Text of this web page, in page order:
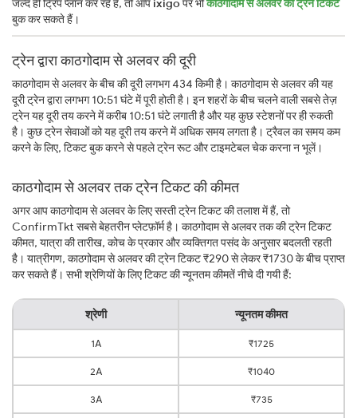
जल्द ही ट्रिप प्लान कर रहे हैं, तो आपixigoपर भीकाठगोदाम से अलवर की ट्रेन टिकट
बुक कर सकते हैं।
ट्रेन द्वारा काठगोदाम से अलवर की दूरी
काठगोदाम से अलवर के बीच की दूरी लगभग 434 किमी है। काठगोदाम से अलवर की यह
दूरी ट्रेन द्वारा लगभग 10:51 घंटे में पूरी होती है। इन शहरों के बीच चलने वाली सबसे तेज़
ट्रेन यह दूरी तय करने में करीब 10:51 घंटे लगाती है और यह कुछ स्टेशनों पर ही रुकती
है। कुछ ट्रेन सेवाओं को यह दूरी तय करने में अधिक समय लगता है। ट्रैवल का समय कम
करने के लिए, टिकट बुक करने से पहले ट्रेन रूट और टाइमटेबल चेक करना न भूलें।
काठगोदाम से अलवर तक ट्रेन टिकट की कीमत
अगर आप काठगोदाम से अलवर के लिए सस्ती ट्रेन टिकट की तलाश में हैं, तो
ConfirmTkt सबसे बेहतरीन प्लेटफ़ॉर्म है। काठगोदाम से अलवर तक की ट्रेन टिकट
कीमत, यात्रा की तारीख, कोच के प्रकार और व्यक्तिगत पसंद के अनुसार बदलती रहती
है। यात्रीगण, काठगोदाम से अलवर की ट्रेन टिकट ₹290 से लेकर ₹1730 के बीच प्राप्त
कर सकते हैं। सभी श्रेणियों के लिए टिकट की न्यूनतम कीमतें नीचे दी गयी हैं:
श्रेणी न्यूनतम कीमत
1A ₹1725
2A ₹1040
3A ₹735